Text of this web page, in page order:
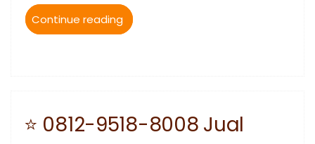
Continue reading“0812-
9518-
bisa
⭐ 0812-9518-8008 Jual